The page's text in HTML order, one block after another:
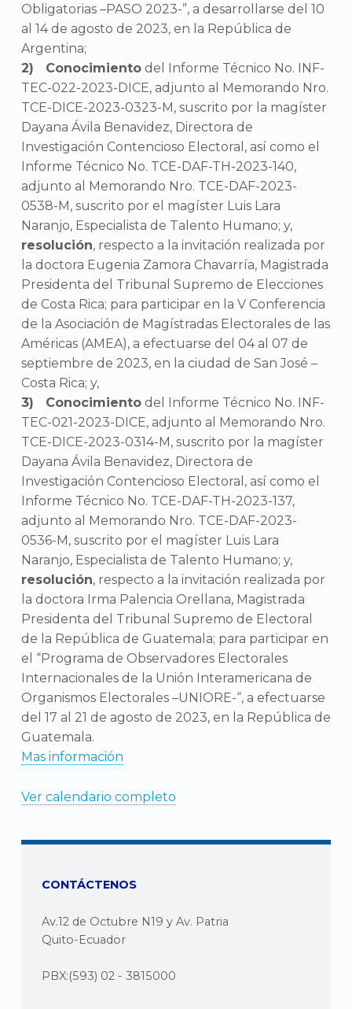
Obligatorias –PASO 2023-”, a desarrollarse del 10
al 14 de agosto de 2023, en la República de
Argentina;
Conocimientodel Informe Técnico No. INF-
TEC-022-2023-DICE, adjunto al Memorando Nro.
TCE-DICE-2023-0323-M, suscrito por la magíster
Dayana Ávila Benavidez, Directora de
Investigación Contencioso Electoral, así como el
Informe Técnico No. TCE-DAF-TH-2023-140,
adjunto al Memorando Nro. TCE-DAF-2023-
0538-M, suscrito por el magíster Luis Lara
Naranjo, Especialista de Talento Humano; y,
resolución, respecto a la invitación realizada por
la doctora Eugenia Zamora Chavarría, Magistrada
Presidenta del Tribunal Supremo de Elecciones
de Costa Rica; para participar en la V Conferencia
de la Asociación de Magístradas Electorales de las
Américas (AMEA), a efectuarse del 04 al 07 de
septiembre de 2023, en la ciudad de San José –
Costa Rica; y,
Conocimientodel Informe Técnico No. INF-
TEC-021-2023-DICE, adjunto al Memorando Nro.
TCE-DICE-2023-0314-M, suscrito por la magíster
Dayana Ávila Benavidez, Directora de
Investigación Contencioso Electoral, así como el
Informe Técnico No. TCE-DAF-TH-2023-137,
adjunto al Memorando Nro. TCE-DAF-2023-
0536-M, suscrito por el magíster Luis Lara
Naranjo, Especialista de Talento Humano; y,
resolución, respecto a la invitación realizada por
la doctora Irma Palencia Orellana, Magistrada
Presidenta del Tribunal Supremo de Electoral
de la República de Guatemala; para participar en
el “Programa de Observadores Electorales
Internacionales de la Unión Interamericana de
Organismos Electorales –UNIORE-“, a efectuarse
del 17 al 21 de agosto de 2023, en la República de
Guatemala.
Mas información
Ver calendario completo
CONTÁCTENOS
Av.12 de Octubre N19 y Av. Patria
Quito-Ecuador
PBX:(593) 02 - 3815000